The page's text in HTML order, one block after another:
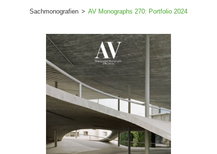
Sachmonografien > AV Monographs 270: Portfolio 2024